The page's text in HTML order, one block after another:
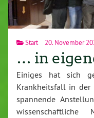
Start 20. November
… in
Einiges hat sich
Krankheitsfall in der
spannende